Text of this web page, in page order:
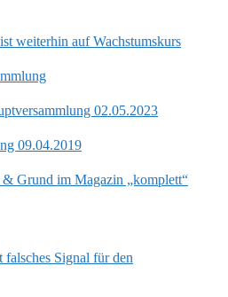
weiterhin auf Wachstumskurs
02.05.2023
09.04.2019
Grund im Magazin „komplett“
falsches Signal für den